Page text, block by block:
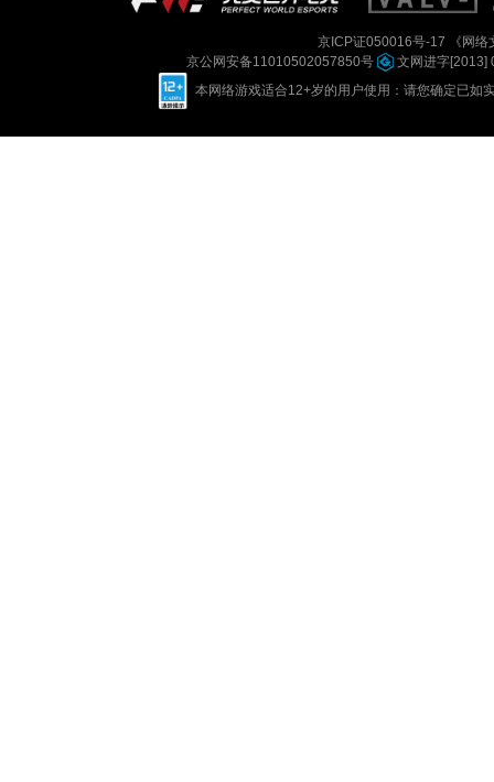
京ICP证050016号-17
《网
京公网安备11010502057850号
文网进字[2013]
本网络游戏适合12+岁的用户使用：请您确定已如